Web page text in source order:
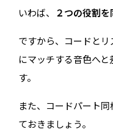
いわば、 ２つの役割
ですから、コードと
にマッチする音色へ
す。
また、コードパート同
ておきましょう。